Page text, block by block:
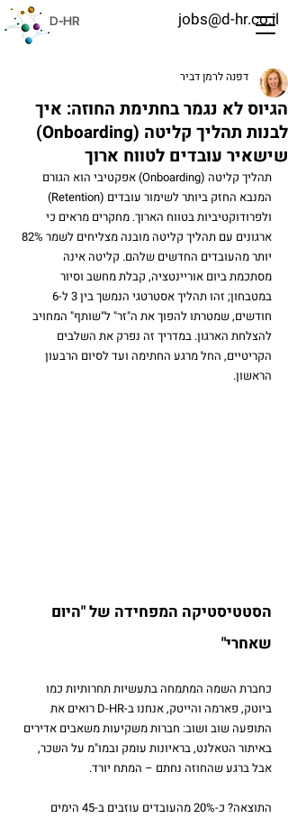
D-HR jobs@d-hr.co.il
הגיוס לא נגמר בחתימת החוזה: איך
לבנות תהליך קליטה (Onboarding)
שישאיר עובדים לטווח ארוך
דפנה לרמן דביר
תהליך קליטה (Onboarding) אפקטיבי הוא הגורם
המנבא החזק ביותר לשימור עובדים (Retention)
ולפרודוקטיביות בטווח הארוך. מחקרים מראים כי
יותר מהעובדים החדשים שלהם. קליטה אינה
מסתכמת ביום אוריינטציה, קבלת מחשב וסיור
חודשים, שמטרתו להפוך את ה"זר" ל"שותף" המחויב
להצלחת הארגון. במדריך זה נפרק את השלבים
הקריטיים, החל מרגע החתימה ועד לסיום הרבעון
הראשון.
הסטטיסטיקה המפחידה של "היום
שאחרי"
כחברת השמה המתמחה בתעשיות תחרותיות כמו
ביוטק, פארמה והייטק, אנחנו ב-D-HR רואים את
התופעה שוב ושוב: חברות משקיעות משאבים אדירים
באיתור הטאלנט, בראיונות עומק ובמו"מ על השכר,
אבל ברגע שהחוזה נחתם – המתח יורד.
התוצאה? כ-20% מהעובדים עוזבים ב-45 הימים